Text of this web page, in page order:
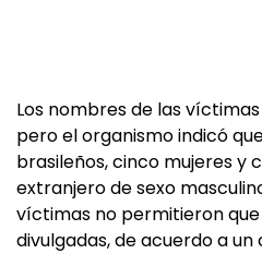
Los nombres de las
pero el organismo indicó
brasileños, cinco mujeres y
extranjero de sexo
víctimas no permitieron
divulgadas, de acuerdo a un